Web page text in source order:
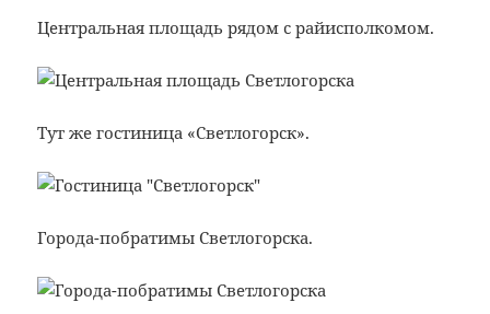
Центральная площадь рядом с райисполкомом.
Тут же гостиница «Светлогорск».
Города-побратимы Светлогорска.